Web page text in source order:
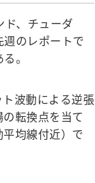
、チューダ
のレポートで
。
波動による逆張
転換点を当て
均線付近）で